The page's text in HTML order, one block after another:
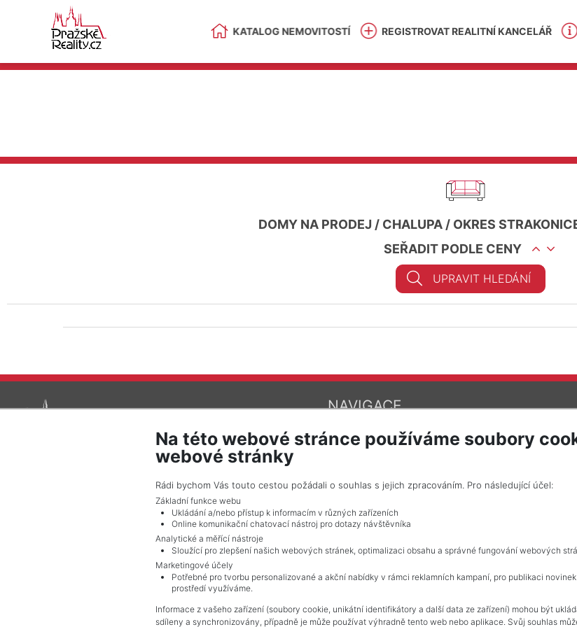
KATALOG NEMOVITOSTÍ REGISTROVAT REALITNÍ KANCELÁŘ
DOMY NA PRODEJ / CHALUPA / OKRES
SEŘADIT PODLE CENY
UPRAVIT HLEDÁNÍ
NAVIGACE
Ochrana osobních údajů
Realitní kanceláře
Zpracování cookies
© 2026 Pražské reality - Všechna práva vyhrazena !
Na této webové stránce používáme soubory
webové stránky
Rádi bychom Vás touto cestou požádali o souhlas s jejich zpracováním. Pro následující účel:
Základní funkce webu
Ukládání a/nebo přístup k informacím v různých zařízeních
Online komunikační chatovací nástroj pro dotazy návštěvníka
Analytické a měřící nástroje
Sloužící pro zlepšení našich webových stránek, optimalizaci obsahu a správné fungování webových
Marketingové účely
Potřebné pro tvorbu personalizované a akční nabídky v rámci reklamních kampaní, pro publikaci
prostředí využíváme.
Informace z vašeho zařízení (soubory cookie, unikátní identifikátory a další data ze zařízení) mohou být
sdíleny a synchronizovány, případně je může používat výhradně tento web nebo aplikace. Svůj souhlas